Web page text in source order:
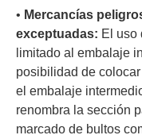
• Mercancías
exceptuadas: El uso
limitado al embalaje
posibilidad de
el embalaje
renombra la sección
marcado de bultos